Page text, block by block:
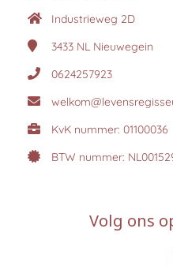
Industrieweg 2D
3433 NL Nieuwegein
0624257923
KvK nummer: 01100036
BTW nummer:
Volg ons